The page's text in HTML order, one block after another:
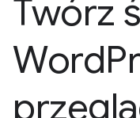
Twórz
Word